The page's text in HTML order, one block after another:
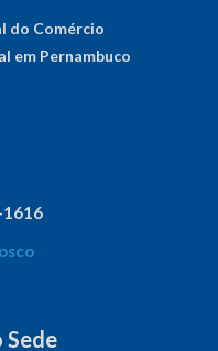
do Comércio
em Pernambuco
1616
Sede